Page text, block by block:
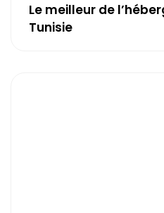
Le meilleur de
Tunisie